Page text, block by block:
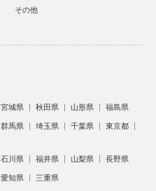
その他
宮城県 秋田県 山形県 福島県
群馬県 埼玉県 千葉県
東京都
石川県 福井県 山梨県 長野県
愛知県 三重県